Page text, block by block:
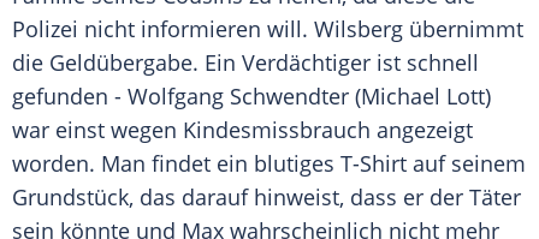
Polizei nicht informieren will. Wilsberg übernimmt
die Geldübergabe. Ein Verdächtiger ist schnell
gefunden - Wolfgang Schwendter (Michael Lott)
war einst wegen Kindesmissbrauch angezeigt
worden. Man findet ein blutiges T-Shirt auf seinem
Grundstück, das darauf hinweist, dass er der Täter
sein könnte und Max wahrscheinlich nicht mehr